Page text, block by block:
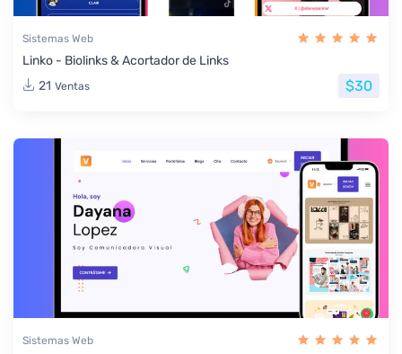
Sistemas Web
Linko - Biolinks & Acortador de Links
21 Ventas $30
Sistemas Web